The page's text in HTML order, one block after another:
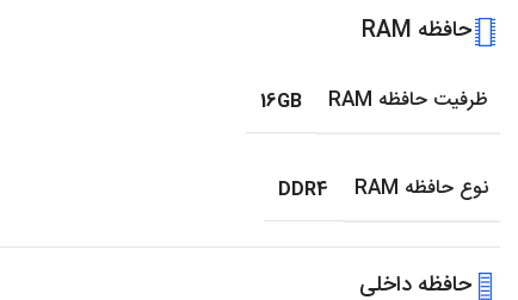
حافظه RAM
ظرفیت حافظه RAM 16GB
نوع حافظه RAM DDR4
حافظه داخلی